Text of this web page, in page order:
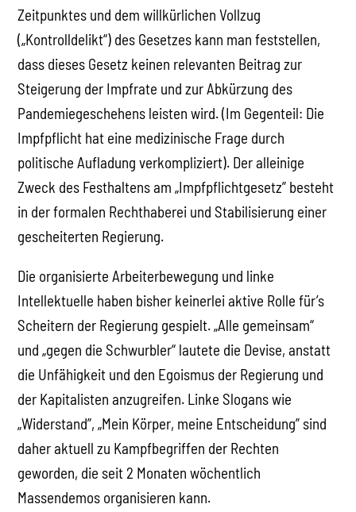
Zeitpunktes und dem willkürlichen Vollzug
(„Kontrolldelikt“) des Gesetzes kann man feststellen,
dass dieses Gesetz keinen relevanten Beitrag zur
Steigerung der Impfrate und zur Abkürzung des
Pandemiegeschehens leisten wird. (Im Gegenteil: Die
Impfpflicht hat eine medizinische Frage durch
politische Aufladung verkompliziert). Der alleinige
Zweck des Festhaltens am „Impfpflichtgesetz” besteht
in der formalen Rechthaberei und Stabilisierung einer
gescheiterten Regierung.
Die organisierte Arbeiterbewegung und linke
Intellektuelle haben bisher keinerlei aktive Rolle für’s
Scheitern der Regierung gespielt. „Alle gemeinsam“
und „gegen die Schwurbler“ lautete die Devise, anstatt
die Unfähigkeit und den Egoismus der Regierung und
der Kapitalisten anzugreifen. Linke Slogans wie
„Widerstand”, „Mein Körper, meine Entscheidung” sind
daher aktuell zu Kampfbegriffen der Rechten
geworden, die seit 2 Monaten wöchentlich
Massendemos organisieren kann.